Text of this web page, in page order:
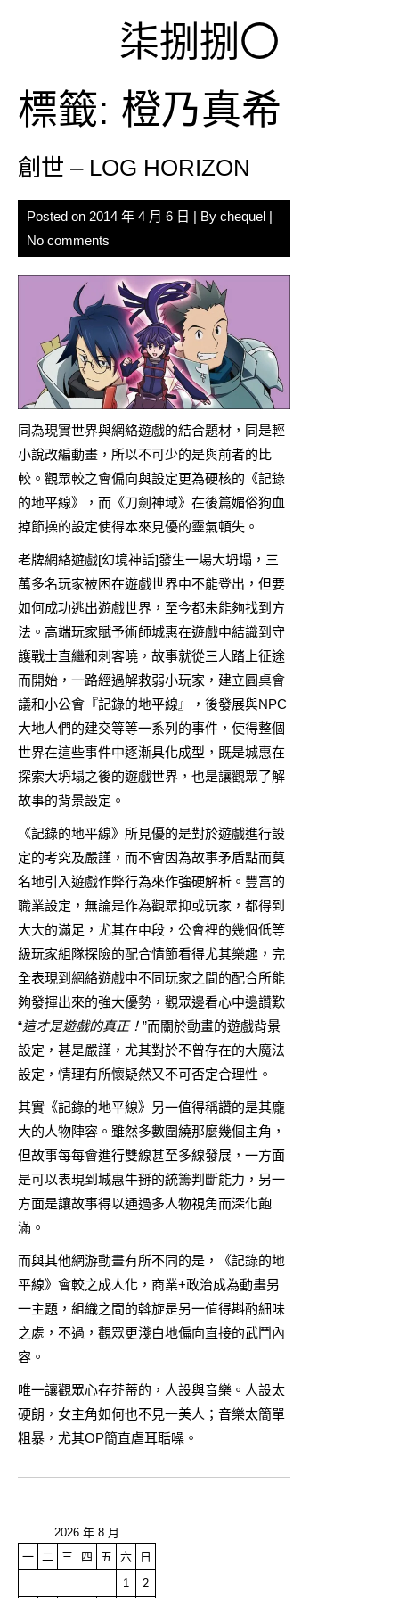
柒捌捌〇
標籤: 橙乃真希
創世 – LOG HORIZON
Posted on 2014 年 4 月 6 日 | By chequel |
No comments
同為現實世界與網絡遊戲的結合題材，同是輕
小說改編動畫，所以不可少的是與前者的比
較。觀眾較之會偏向與設定更為硬核的《記錄
的地平線》，而《刀劍神域》在後篇媚俗狗血
掉節操的設定使得本來見優的靈氣頓失。
老牌網絡遊戲[幻境神話]發生一場大坍塌，三
萬多名玩家被困在遊戲世界中不能登出，但要
如何成功逃出遊戲世界，至今都未能夠找到方
法。高端玩家賦予術師城惠在遊戲中結識到守
護戰士直繼和刺客曉，故事就從三人踏上征途
而開始，一路經過解救弱小玩家，建立圓桌會
議和小公會『記錄的地平線』，後發展與NPC
大地人們的建交等等一系列的事件，使得整個
世界在這些事件中逐漸具化成型，既是城惠在
探索大坍塌之後的遊戲世界，也是讓觀眾了解
故事的背景設定。
《記錄的地平線》所見優的是對於遊戲進行設
定的考究及嚴謹，而不會因為故事矛盾點而莫
名地引入遊戲作弊行為來作強硬解析。豐富的
職業設定，無論是作為觀眾抑或玩家，都得到
大大的滿足，尤其在中段，公會裡的幾個低等
級玩家組隊探險的配合情節看得尤其樂趣，完
全表現到網絡遊戲中不同玩家之間的配合所能
夠發揮出來的強大優勢，觀眾邊看心中邊讚歎
“這才是遊戲的真正！ ”而關於動畫的遊戲背景
設定，甚是嚴謹，尤其對於不曾存在的大魔法
設定，情理有所懷疑然又不可否定合理性。
其實《記錄的地平線》另一值得稱讚的是其龐
大的人物陣容。雖然多數圍繞那麼幾個主角，
但故事每每會進行雙線甚至多線發展，一方面
是可以表現到城惠牛掰的統籌判斷能力，另一
方面是讓故事得以通過多人物視角而深化飽
滿。
而與其他網游動畫有所不同的是，《記錄的地
平線》會較之成人化，商業+政治成為動畫另
一主題，組織之間的斡旋是另一值得斟酌細味
之處，不過，觀眾更淺白地偏向直接的武鬥內
容。
唯一讓觀眾心存芥蒂的，人設與音樂。人設太
硬朗，女主角如何也不見一美人；音樂太簡單
粗暴，尤其OP簡直虐耳聒噪。
2026 年 8 月
一
二 三 四 五 六
日
1
2